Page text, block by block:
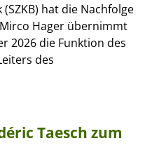
hat die Nachfolge
Hager übernimmt
2026 die Funktion des
des
Taesch zum